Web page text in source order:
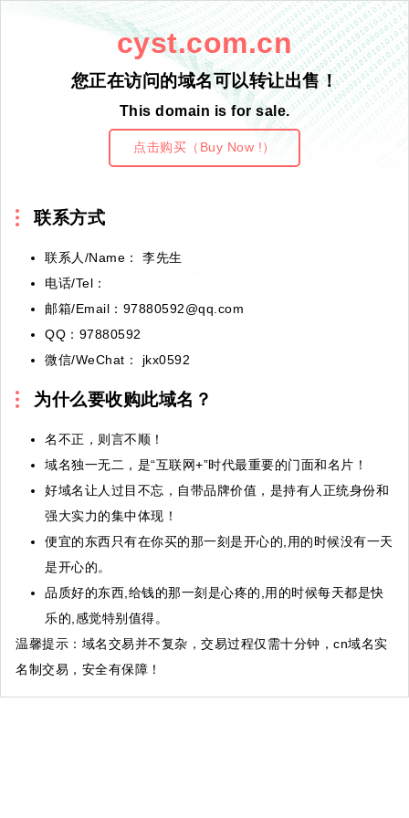
cyst.com.cn
您正在访问的域名可以转让出售！
This domain is for sale.
点击购买（Buy Now !）
联系方式
联系人/Name： 李先生
电话/Tel：
邮箱/Email：97880592@qq.com
QQ：97880592
微信/WeChat： jkx0592
为什么要收购此域名？
名不正，则言不顺！
域名独一无二，是“互联网+”时代最重要的门面和名片！
好域名让人过目不忘，自带品牌价值，是持有人正统身份和
强大实力的集中体现！
便宜的东西只有在你买的那一刻是开心的,用的时候没有一天
是开心的。
品质好的东西,给钱的那一刻是心疼的,用的时候每天都是快
乐的,感觉特别值得。
温馨提示 ：域名交易并不复杂，交易过程仅需十分钟，cn域名实
名制交易，安全有保障！